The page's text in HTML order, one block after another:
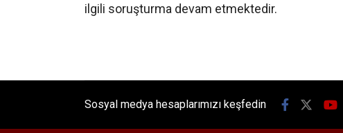
ilgili soruşturma devam etmektedir.
Sosyal medya hesaplarımızı keşfedin